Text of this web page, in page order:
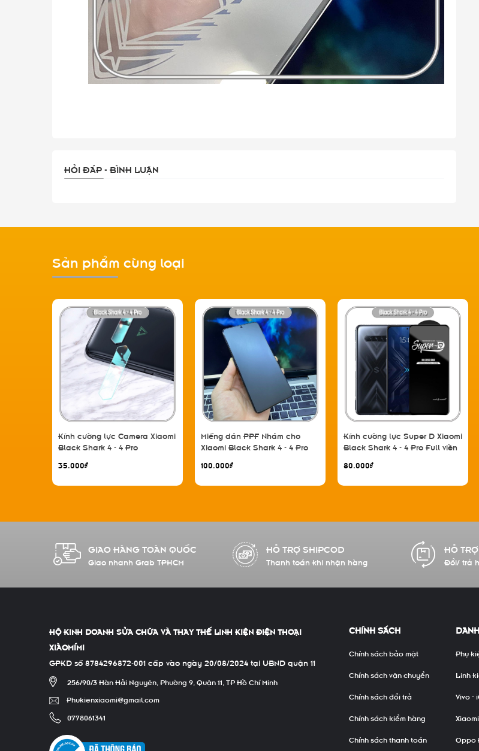
HỎI ĐÁP - BÌNH LUẬN
Sản phẩm cùng loại
Kính cường lực Camera Xiaomi
Black Shark 4 - 4 Pro
35.000₫
Miếng dán PPF Nhám cho
Xiaomi Black Shark 4 - 4 Pro
100.000₫
Kính cường lực Super D Xiaomi
Black Shark 4 - 4 Pro Full viền
80.000₫
GIAO HÀNG TOÀN QUỐC
Giao nhanh Grab TPHCM
HỖ TRỢ SHIPCOD
Thanh toán khi nhận hàng
HỖ
Đổi/ trả
HỘ KINH DOANH SỬA CHỮA VÀ THAY THẾ LINH KIỆN ĐIỆN THOẠI
XIÀOMÍMI
GPKD số 8784296872-001 cấp vào ngày 20/08/2024 tại UBND quận 11
256/90/3 Hàn Hải Nguyên, Phường 9, Quận 11, TP Hồ Chí Minh
Phukienxiaomi@gmail.com
0778061341
CHÍNH SÁCH
Chính sách bảo mật
Chính sách vận chuyển
Chính sách đổi trả
Chính sách kiểm hàng
Chính sách thanh toán
Phụ
Linh
Vivo -
Oppo